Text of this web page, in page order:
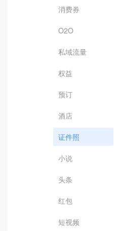
消费券
O2O
私域流量
权益
预订
酒店
证件照
小说
头条
红包
短视频